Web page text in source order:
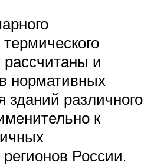
рассчитаны и
нормативных
зданий различного
к
России.